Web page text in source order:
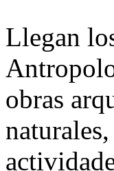
Llegan
obras